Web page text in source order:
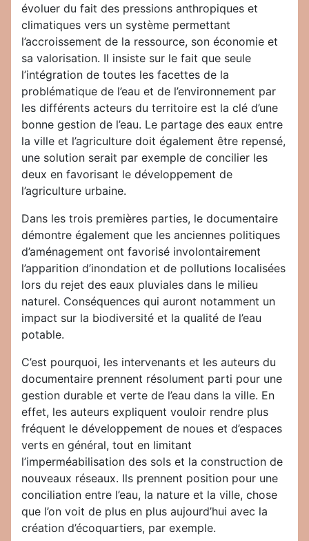
évoluer du fait des pressions anthropiques et
climatiques vers un système permettant
l’accroissement de la ressource, son économie et
sa valorisation. Il insiste sur le fait que seule
l’intégration de toutes les facettes de la
problématique de l’eau et de l’environnement par
les différents acteurs du territoire est la clé d’une
bonne gestion de l’eau. Le partage des eaux entre
la ville et l’agriculture doit également être repensé,
une solution serait par exemple de concilier les
deux en favorisant le développement de
l’agriculture urbaine.
Dans les trois premières parties, le documentaire
démontre également que les anciennes politiques
d’aménagement ont favorisé involontairement
l’apparition d’inondation et de pollutions localisées
lors du rejet des eaux pluviales dans le milieu
naturel. Conséquences qui auront notamment un
impact sur la biodiversité et la qualité de l’eau
potable.
C’est pourquoi, les intervenants et les auteurs du
documentaire prennent résolument parti pour une
gestion durable et verte de l’eau dans la ville. En
effet, les auteurs expliquent vouloir rendre plus
fréquent le développement de noues et d’espaces
verts en général, tout en limitant
l’imperméabilisation des sols et la construction de
nouveaux réseaux. Ils prennent position pour une
conciliation entre l’eau, la nature et la ville, chose
que l’on voit de plus en plus aujourd’hui avec la
création d’écoquartiers, par exemple.